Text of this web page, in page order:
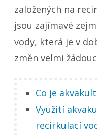
založených na
jsou zajímavé
vody, která je v
změn velmi
Co je
Využití
recirkulací